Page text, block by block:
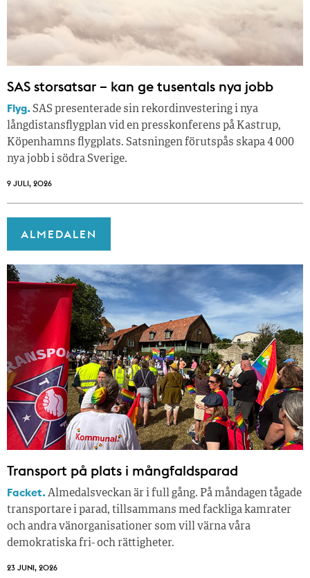
SAS storsatsar – kan ge tusentals nya jobb
Flyg.SAS presenterade sin rekordinvestering i nya
långdistansflygplan vid en presskonferens på Kastrup,
Köpenhamns flygplats. Satsningen förutspås skapa 4 000
nya jobb i södra Sverige.
9 JULI, 2026
ALMEDALEN
Transport på plats i mångfaldsparad
Facket.Almedalsveckan är i full gång. På måndagen tågade
transportare i parad, tillsammans med fackliga kamrater
och andra vänorganisationer som vill värna våra
demokratiska fri- och rättigheter.
23 JUNI, 2026